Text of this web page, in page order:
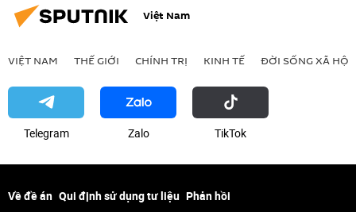
Việt Nam
VIỆT NAM THẾ GIỚI CHÍNH TRỊ KINH TẾ ĐỜI SỐNG XÃ HỘI
Telegram Zalo ТikТоk
Về đề án Qui định sử dụng tư liệu Phản hồi